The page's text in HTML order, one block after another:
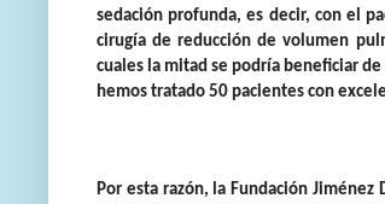
sedación profunda, es decir, con el
cirugía de reducción de volumen
cuales la mitad se podría beneficiar
hemos tratado 50 pacientes con
Por esta razón, la Fundación